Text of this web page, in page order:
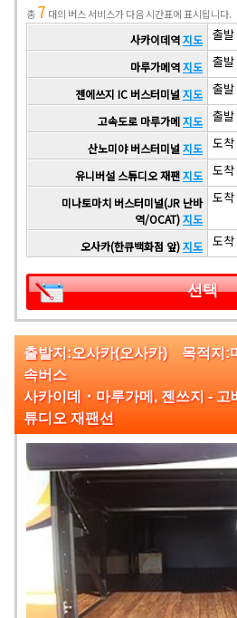
총7 대의 버스 서비스가 다음 시간표에 표시됩니다.
사카이데역지도 출
마루가메역지도 출
젠에쓰지 IC 버스터미널 지도 출
고속도로 마루가메지도 출
산노미야 버스터미널 지도 도
유니버설 스튜디오 재팬지도 도
미나토마치 버스터미널(JR 난바
역/OCAT)지도
도
오사카(한큐백화점 앞)지도 도
선택
출발지:오사카(오사카) 목적지:
속버스
사카이데・마루가메, 젠쓰지 - 고
튜디오 재팬선